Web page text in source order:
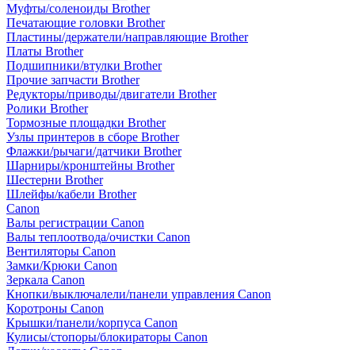
Муфты/соленоиды Brother
Печатающие головки Brother
Пластины/держатели/направляющие Brother
Платы Brother
Подшипники/втулки Brother
Прочие запчасти Brother
Редукторы/приводы/двигатели Brother
Ролики Brother
Тормозные площадки Brother
Узлы принтеров в сборе Brother
Флажки/рычаги/датчики Brother
Шарниры/кронштейны Brother
Шестерни Brother
Шлейфы/кабели Brother
Canon
Валы регистрации Canon
Валы теплоотвода/очистки Canon
Вентиляторы Canon
Замки/Крюки Canon
Зеркала Canon
Кнопки/выключалели/панели управления Canon
Коротроны Canon
Крышки/панели/корпуса Canon
Кулисы/стопоры/блокираторы Canon